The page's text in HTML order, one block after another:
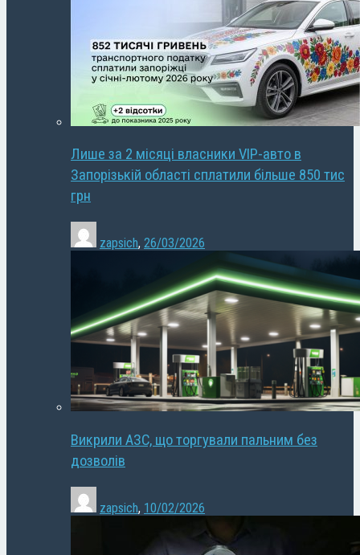
Лише за 2 місяці власники VIP-авто в
Запорізькій області сплатили більше 850 тис
грн
zapsich, 26/03/2026
Викрили АЗС, що торгували пальним без
дозволів
zapsich, 10/02/2026